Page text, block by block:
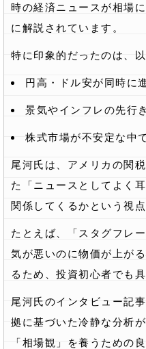
時の経済ニュースが相場
に解説されています。
特に印象的だったのは、
円高・ドル安が同時に
景気やインフレの先行
株式市場が不安定な中
尾河氏は、アメリカの関
た「ニュースとしてよく
関係してくるかという視
たとえば、「スタグフレ
気が悪いのに物価が上が
るため、投資初心者でも
尾河氏のインタビュー記
拠に基づいた冷静な分析
「相場観」を養うための